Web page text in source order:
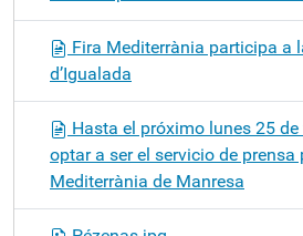
Fira Mediterrània participa a
d’Igualada
Hasta el próximo lunes 25
optar a ser el servicio de
Mediterrània de Manresa